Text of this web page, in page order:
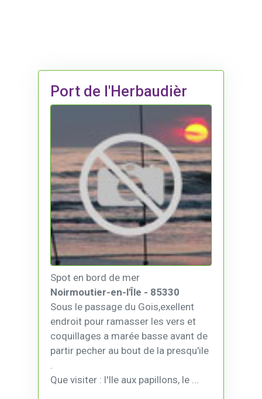
Port de l'Herbaudièr
Spot en bord de mer
Noirmoutier-en-l'Île - 85330
Sous le passage du Gois,exellent
endroit pour ramasser les vers et
coquillages a marée basse avant de
partir pecher au bout de la presqu'ile
.
Que visiter : l'Ile aux papillons, le ...